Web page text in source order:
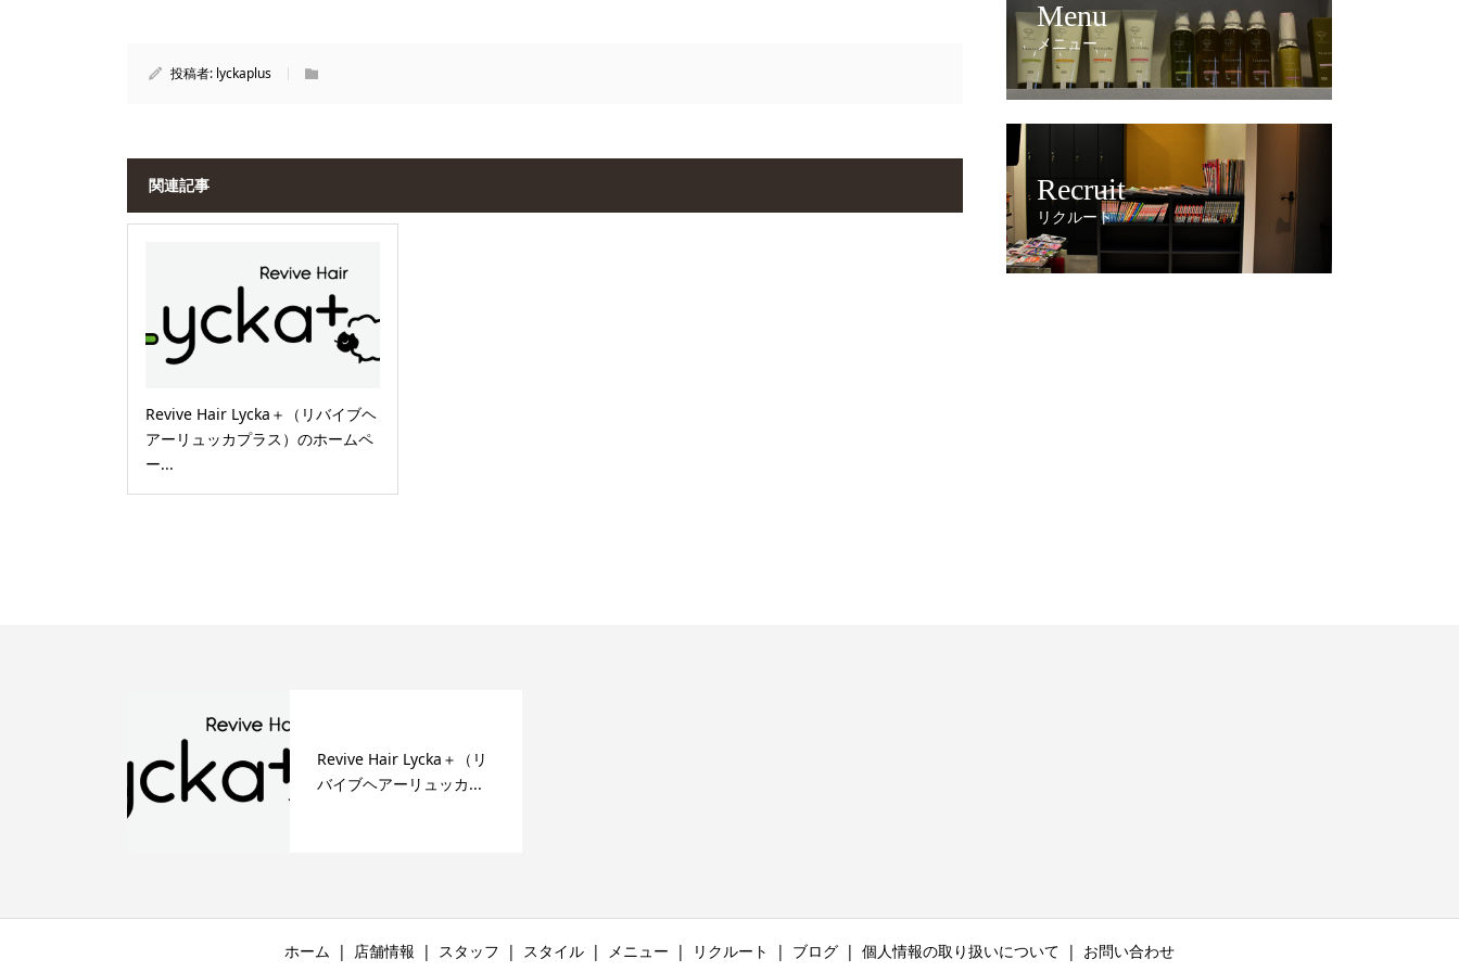
投稿者: lyckaplus
関連記事
Revive Hair Lycka＋（リバイブヘ
アーリュッカプラス）のホームペ
ー...
Menu
メニュー
Recruit
リクルート
Revive Hair Lycka＋（リ
バイブヘアーリュッカ...
ホーム 店舗情報 スタッフ スタイル メニュー リクルート ブログ 個人情報の取り扱いについて お問い合わせ